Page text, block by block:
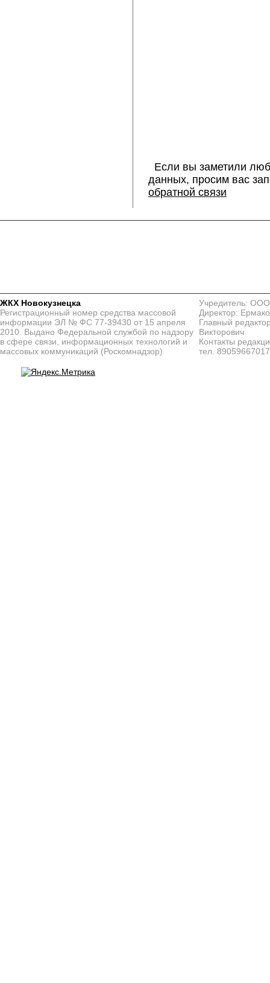
Если вы заметили
данных, просим вас
обратной связи
ЖКХ Новокузнецка
Регистрационный номер средства массовой
информации ЭЛ № ФС 77-39430 от 15 апреля
2010. Выдано Федеральной службой по надзору
в сфере связи, информационных технологий и
массовых коммуникаций (Роскомнадзор)
Учредитель:
Директор:
Главный
Викторович
Контакты
тел. 89059667017